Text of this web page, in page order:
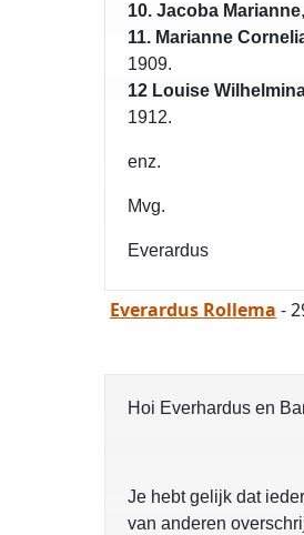
10. Jacoba Marianne
11. Marianne
1909.
12 Louise
1912.
enz.
Mvg.
Everardus
Everardus Rollema -
Hoi Everhardus en
Je hebt gelijk dat
van anderen